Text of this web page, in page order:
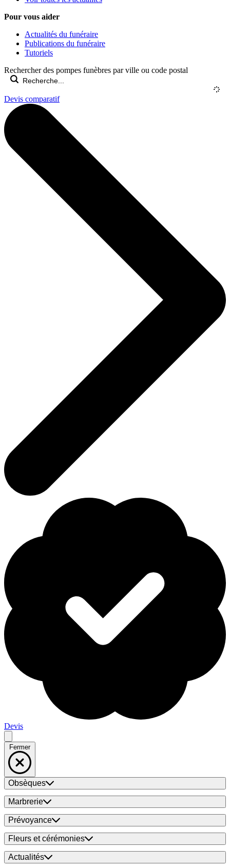
Pour vous aider
Actualités du funéraire
Publications du funéraire
Tutoriels
Rechercher des pompes funèbres par ville ou code postal
Devis comparatif
Devis
Fermer
Obsèques
Marbrerie
Prévoyance
Fleurs et cérémonies
Actualités